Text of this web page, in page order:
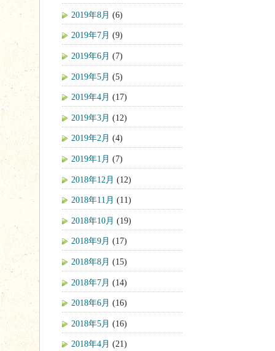
2019年8月 (6)
2019年7月 (9)
2019年6月 (7)
2019年5月 (5)
2019年4月 (17)
2019年3月 (12)
2019年2月 (4)
2019年1月 (7)
2018年12月 (12)
2018年11月 (11)
2018年10月 (19)
2018年9月 (17)
2018年8月 (15)
2018年7月 (14)
2018年6月 (16)
2018年5月 (16)
2018年4月 (21)